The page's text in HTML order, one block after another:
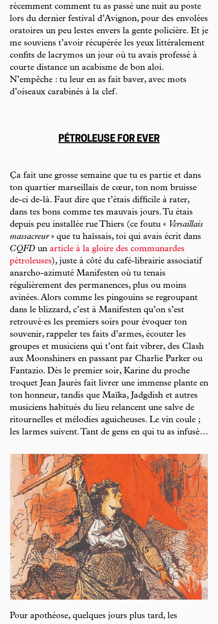
récemment comment tu as passé une nuit au poste
lors du dernier festival d’Avignon, pour des envolées
oratoires un peu lestes envers la gente policière. Et je
me souviens t’avoir récupérée les yeux littéralement
confits de lacrymos un jour où tu avais professé à
courte distance un acabisme de bon aloi.
N’empêche : tu leur en as fait baver, avec mots
d’oiseaux carabinés à la clef.
PÉTROLEUSE FOR EVER
Ça fait une grosse semaine que tu es partie et dans
ton quartier marseillais de cœur, ton nom bruisse
de-ci de-là. Faut dire que t’étais difficile à rater,
dans tes bons comme tes mauvais jours. Tu étais
depuis peu installée rue Thiers (ce foutu « Versaillais
massacreur» que tu haïssais, toi qui avais écrit dans
CQFD un article à la gloire des communardes
pétroleuses), juste à côté du café-librairie associatif
anarcho-azimuté Manifesten où tu tenais
régulièrement des permanences, plus ou moins
avinées. Alors comme les pingouins se regroupant
dans le blizzard, c’est à Manifesten qu’on s’est
retrouvé·es les premiers soirs pour évoquer ton
souvenir, rappeler tes faits d’armes, écouter les
groupes et musiciens qui t’ont fait vibrer, des Clash
aux Moonshiners en passant par Charlie Parker ou
Fantazio. Dès le premier soir, Karine du proche
troquet Jean Jaurès fait livrer une immense plante en
ton honneur, tandis que Maïka, Jadgdish et autres
musiciens habitués du lieu relancent une salve de
ritournelles et mélodies aguicheuses. Le vin coule ;
les larmes suivent. Tant de gens en qui tu as infusé…
Pour apothéose, quelques jours plus tard, les